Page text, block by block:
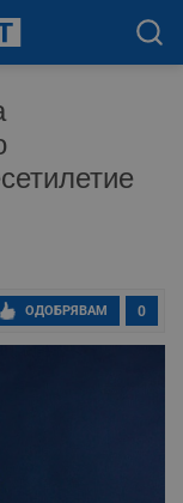
0
ОДОБРЯВАМ